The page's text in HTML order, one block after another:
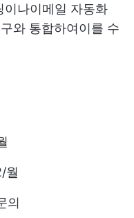
이나이메일 자동화
와 통합하여이를 수
월
의